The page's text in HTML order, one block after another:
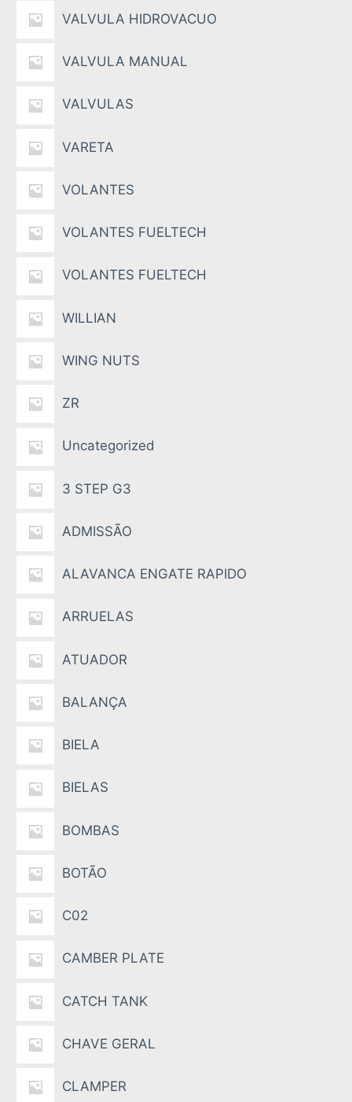
VALVULA HIDROVACUO
VALVULA MANUAL
VALVULAS
VARETA
VOLANTES
VOLANTES FUELTECH
VOLANTES FUELTECH
WILLIAN
WING NUTS
ZR
Uncategorized
3 STEP G3
ADMISSÃO
ALAVANCA ENGATE RAPIDO
ARRUELAS
ATUADOR
BALANÇA
BIELA
BIELAS
BOMBAS
BOTÃO
C02
CAMBER PLATE
CATCH TANK
CHAVE GERAL
CLAMPER